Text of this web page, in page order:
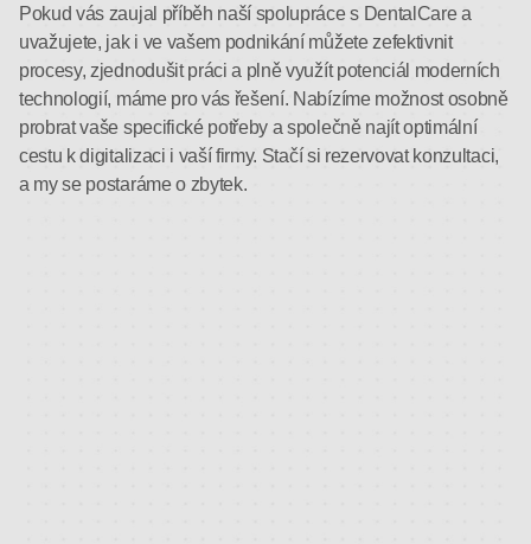
Pokud vás zaujal příběh naší spolupráce s DentalCare a
uvažujete, jak i ve vašem podnikání můžete zefektivnit
procesy, zjednodušit práci a plně využít potenciál moderních
technologií, máme pro vás řešení. Nabízíme možnost osobně
probrat vaše specifické potřeby a společně najít optimální
cestu k digitalizaci i vaší firmy. Stačí si rezervovat konzultaci,
a my se postaráme o zbytek.